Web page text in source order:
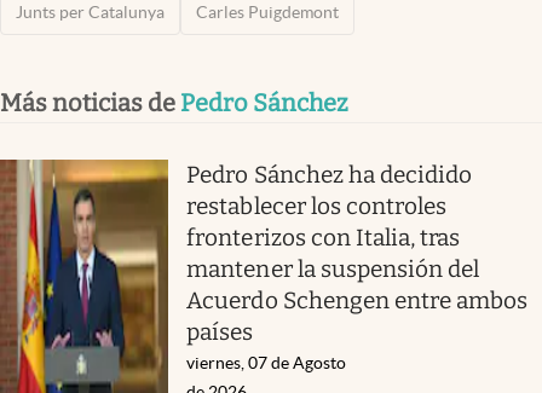
Junts per Catalunya Carles Puigdemont
Más noticias de Pedro Sánchez
Pedro Sánchez ha decidido
restablecer los controles
fronterizos con Italia, tras
mantener la suspensión del
Acuerdo Schengen entre ambos
países
viernes, 07 de Agosto